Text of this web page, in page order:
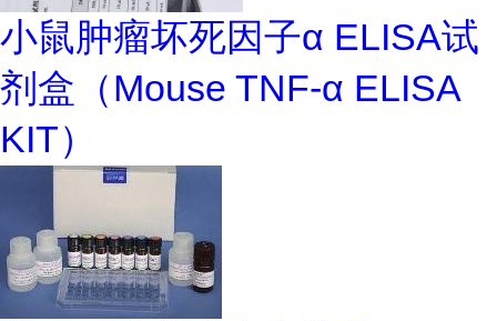
小鼠肿瘤坏死因子α ELISA试
剂盒（Mouse TNF-α ELISA
KIT）